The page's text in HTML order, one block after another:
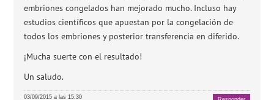
embriones congelados han mejorado mucho. Incluso hay
estudios científicos que apuestan por la congelación de
todos los embriones y posterior transferencia en diferido.
¡Mucha suerte con el resultado!
Un saludo.
03/09/2015 a las 15:30